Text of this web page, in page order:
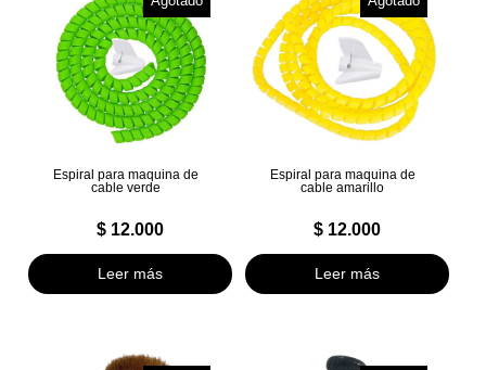
Espiral para maquina de
cable verde
$12.000
Leer más
Espiral para maquina de
cable amarillo
$12.000
Leer más